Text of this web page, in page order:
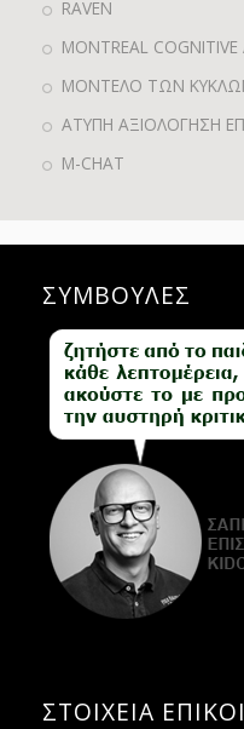
RAVEN
MONTREAL
ΜΟΝΤΕΛΟ ΤΩΝ
ΑΤΥΠΗ ΑΞΙΟΛΟΓΗΣΗ
M-CHAT
ΣΥΜΒΟΥΛΕΣ
ΣΤΟΙΧΕΙΑ